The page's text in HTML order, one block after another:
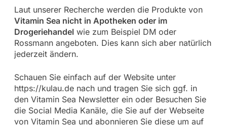
Laut unserer Recherche werden die Produkte von
Vitamin Sea nicht in Apotheken oder im
Drogeriehandel wie zum Beispiel DM oder
Rossmann angeboten. Dies kann sich aber natürlich
jederzeit ändern.
Schauen Sie einfach auf der Website unter
https://kulau.de nach und tragen Sie sich ggf. in
den Vitamin Sea Newsletter ein oder Besuchen Sie
die Social Media Kanäle, die Sie auf der Webseite
von Vitamin Sea und abonnieren Sie diese um auf